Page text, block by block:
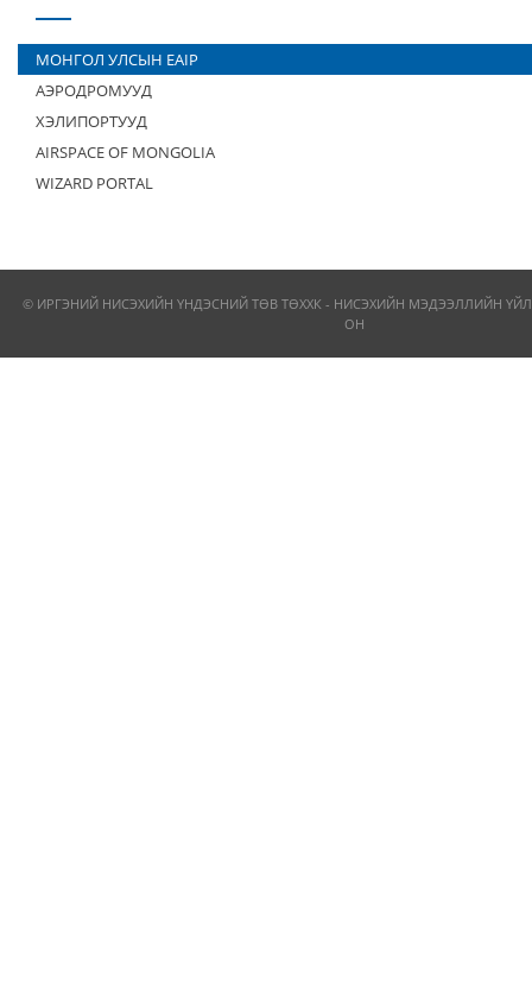
МОНГОЛ УЛСЫН EAIP
АЭРОДРОМУУД
ХЭЛИПОРТУУД
AIRSPACE OF MONGOLIA
WIZARD PORTAL
© ИРГЭНИЙ НИСЭХИЙН ҮНДЭСНИЙ ТӨВ ТӨХХК - НИСЭХИЙН МЭДЭЭЛЛИЙН
ОН